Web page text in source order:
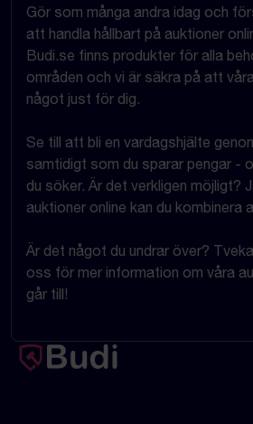
Gör som många andra idag och
att handla hållbart på auktioner
Budi.se finns produkter för alla
områden och vi är säkra på att
något just för dig.
Se till att bli en vardagshjälte
samtidigt som du sparar pengar -
du söker. Är det verkligen möjligt?
auktioner online kan du kombinera
Är det något du undrar över?
oss för mer information om våra
går till!